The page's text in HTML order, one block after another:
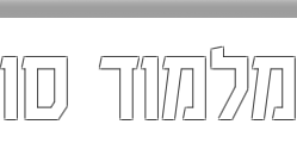
מלמוד